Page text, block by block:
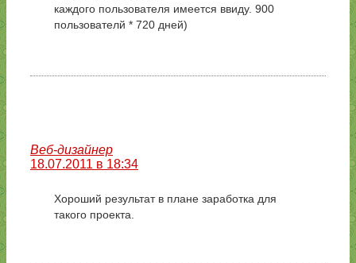
каждого пользователя имеется ввиду. 900
пользователй * 720 дней)
Веб-дизайнер
18.07.2011 в 18:34
Хороший результат в плане заработка для
такого проекта.